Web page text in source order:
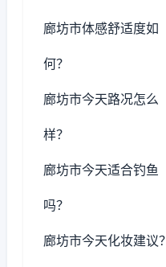
廊坊市体感舒适度如
何？
廊坊市今天路况怎么
样？
廊坊市今天适合钓鱼
吗？
廊坊市今天化妆建议？